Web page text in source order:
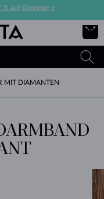
% auf Eheringe->
MIT DIAMANTEN